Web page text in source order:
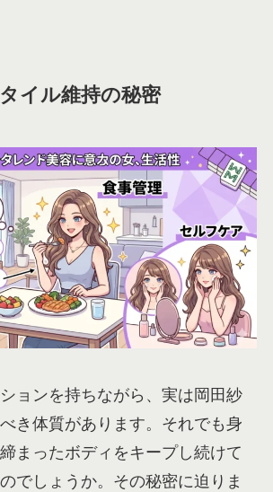
イル維持の秘密
ョンを持ちながら、実は岡田紗
き体質があります。それでも身
まったボディをキープし続けて
でしょうか。その秘密に迫りま